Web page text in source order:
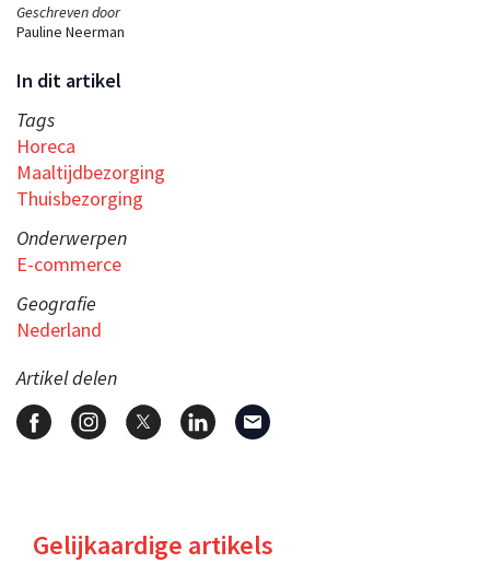
Geschreven door
Pauline Neerman
In dit artikel
Tags
Horeca
Maaltijdbezorging
Thuisbezorging
Onderwerpen
E-commerce
Geografie
Nederland
Artikel delen
Gelijkaardige artikels